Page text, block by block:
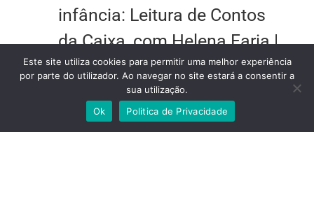
infância: Leitura de Contos
da Caixa, com Helena Faria |
A Escola da Noite
17h00 | ColóquioPolíticas de
Gosto| Centro de Artes
Este site utiliza cookies para permitir uma melhor experiência
por parte do utilizador. Ao navegar no site estará a consentir a
sua utilização.
Ok
Politica de Privacidade